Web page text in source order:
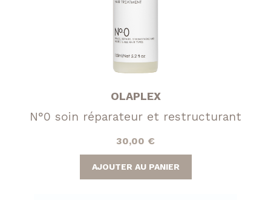
OLAPLEX
N°0 soin réparateur et restructurant
30,00 €
AJOUTER AU PANIER